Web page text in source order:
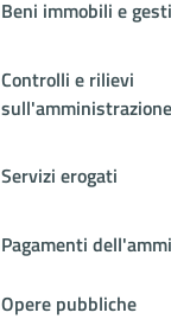
Beni immobili e
Controlli e rilievi
sull'amministrazione
Servizi erogati
Pagamenti
Opere pubbliche